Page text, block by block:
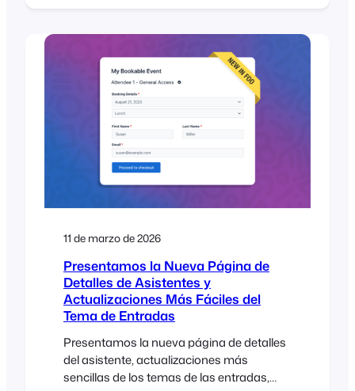
Acute Inflections, New York’s premier jazzy
R&B duo, the solution was moving tickets
out of the inbox and directly into their
attendees’ mobile wallets….
11 de marzo de 2026
Presentamos la Nueva Página de
Detalles de Asistentes y
Actualizaciones Más Fáciles del
Tema de Entradas
Presentamos la nueva página de detalles
del asistente, actualizaciones más
sencillas de los temas de las entradas,